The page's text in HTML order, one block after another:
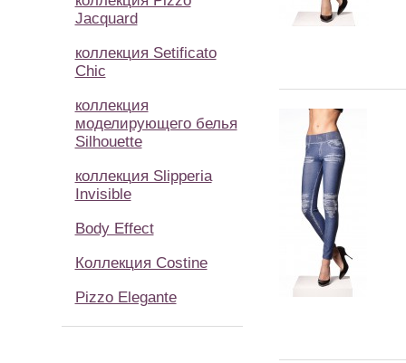
Jacquard
коллекция Setificato
Chic
коллекция
моделирующего белья
Silhouette
коллекция Slipperia
Invisible
Body Effect
Коллекция Costine
Pizzo Elegante